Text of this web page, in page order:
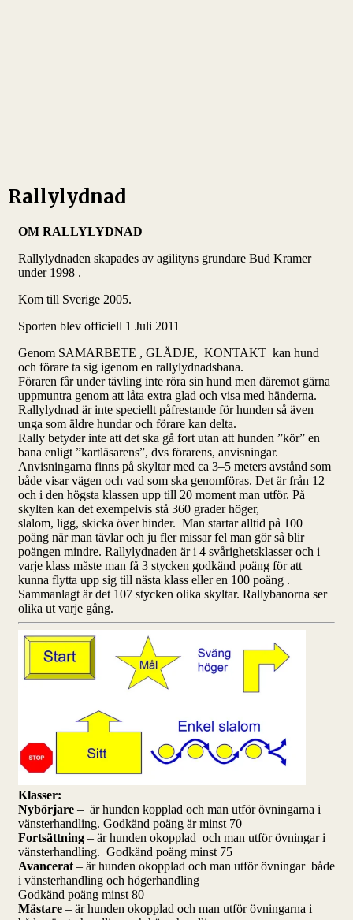
Rallylydnad
OM RALLYLYDNAD
Rallylydnaden skapades av agilityns grundare Bud Kramer
under 1998 .
Kom till Sverige 2005.
Sporten blev officiell 1 Juli 2011
Genom SAMARBETE , GLÄDJE, KONTAKT kan hund
och förare ta sig igenom en rallylydnadsbana.
Föraren får under tävling inte röra sin hund men däremot gärna
uppmuntra genom att låta extra glad och visa med händerna.
Rallylydnad är inte speciellt påfrestande för hunden så även
unga som äldre hundar och förare kan delta.
Rally betyder inte att det ska gå fort utan att hunden ”kör” en
bana enligt ”kartläsarens”, dvs förarens, anvisningar.
Anvisningarna finns på skyltar med ca 3–5 meters avstånd som
både visar vägen och vad som ska genomföras. Det är från 12
och i den högsta klassen upp till 20 moment man utför. På
skylten kan det exempelvis stå 360 graderhöger,
slalom, ligg, skicka över hinder. Man startar alltid på 100
poäng när man tävlar och ju fler missar fel man gör så blir
poängen mindre. Rallylydnaden är i 4 svårighetsklasser och i
varje klass måste man få 3 stycken godkänd poäng för att
kunna flytta upp sig till nästa klass eller en 100poäng .
Sammanlagt är det 107 stycken olika skyltar. Rallybanorna ser
olika ut varje gång.
Klasser:
Nybörjare – är hunden kopplad och man utför övningarna i
vänsterhandling. Godkänd poäng är minst 70
Fortsättning – är hunden okopplad och man utför övningar i
vänsterhandling. Godkänd poäng minst 75
Avancerat – är hunden okopplad och man utför övningar både
i vänsterhandling och högerhandling
Godkänd poäng minst 80
Mästare– är hunden okopplad och man utför övningarna i